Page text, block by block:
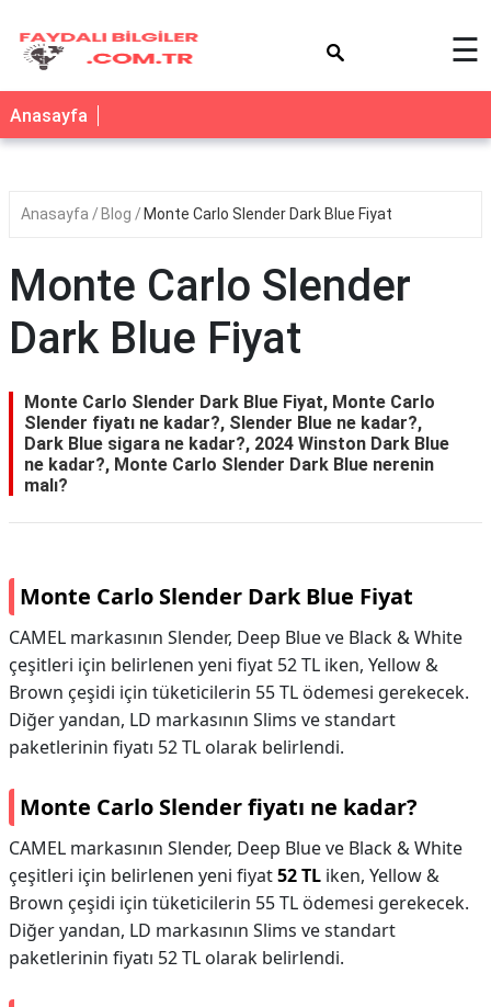
☰
Anasayfa
Anasayfa Blog Monte Carlo Slender Dark Blue Fiyat
Monte Carlo Slender
Dark Blue Fiyat
Monte Carlo Slender Dark Blue Fiyat, Monte Carlo
Slender fiyatı ne kadar?, Slender Blue ne kadar?,
Dark Blue sigara ne kadar?, 2024 Winston Dark Blue
ne kadar?, Monte Carlo Slender Dark Blue nerenin
malı?
Monte Carlo Slender Dark Blue Fiyat
CAMEL markasının Slender, Deep Blue ve Black & White
çeşitleri için belirlenen yeni fiyat 52 TL iken, Yellow &
Brown çeşidi için tüketicilerin 55 TL ödemesi gerekecek.
Diğer yandan, LD markasının Slims ve standart
paketlerinin fiyatı 52 TL olarak belirlendi.
Monte Carlo Slender fiyatı ne kadar?
CAMEL markasının Slender, Deep Blue ve Black & White
çeşitleri için belirlenen yeni fiyat52 TL iken, Yellow &
Brown çeşidi için tüketicilerin 55 TL ödemesi gerekecek.
Diğer yandan, LD markasının Slims ve standart
paketlerinin fiyatı 52 TL olarak belirlendi.